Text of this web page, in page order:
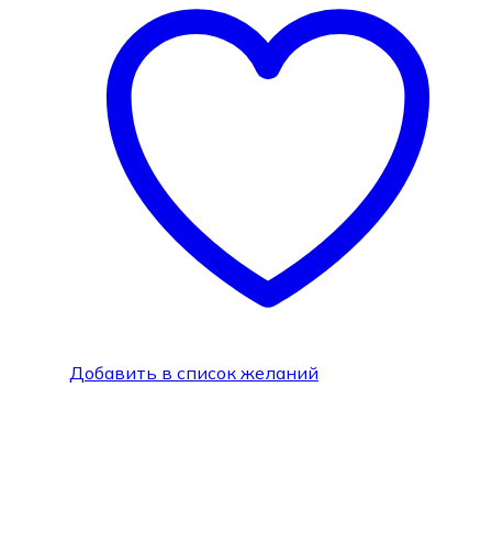
Добавить в список желаний